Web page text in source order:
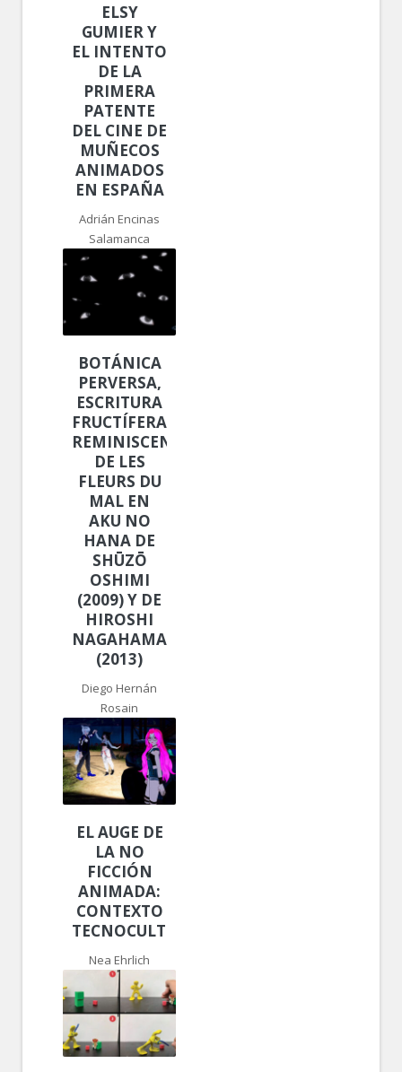
ELSY
GUMIER Y
EL INTENTO
DE LA
PRIMERA
PATENTE
DEL CINE DE
MUÑECOS
ANIMADOS
EN ESPAÑA
Adrián Encinas
Salamanca
BOTÁNICA
PERVERSA,
ESCRITURA
FRUCTÍFERA:
REMINISCENCIAS
DE LES
FLEURS DU
MAL EN
AKU NO
HANA DE
SHŪZŌ
OSHIMI
(2009) Y DE
HIROSHI
NAGAHAMA
(2013)
Diego Hernán
Rosain
EL AUGE DE
LA NO
FICCIÓN
ANIMADA:
CONTEXTO
TECNOCULTURAL
Nea Ehrlich